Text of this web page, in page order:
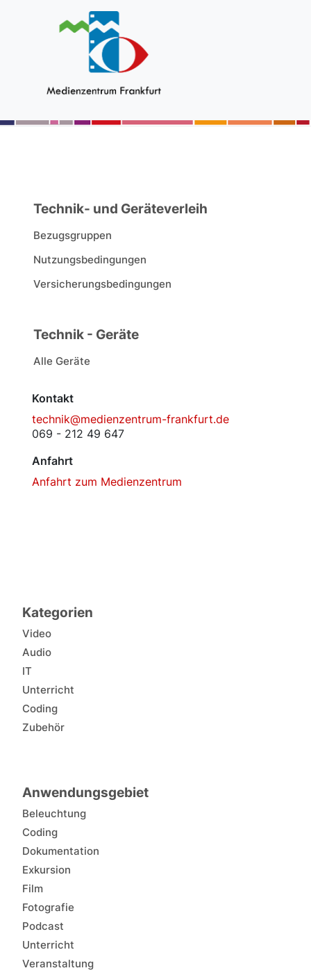
Technik- und Geräteverleih
Bezugsgruppen
Nutzungsbedingungen
Versicherungsbedingungen
Technik - Geräte
Alle Geräte
Kontakt
technik@medienzentrum-frankfurt.de
069 - 212 49 647
Anfahrt
Anfahrt zum Medienzentrum
Kategorien
Video
Audio
IT
Unterricht
Coding
Zubehör
Anwendungsgebiet
Beleuchtung
Coding
Dokumentation
Exkursion
Film
Fotografie
Podcast
Unterricht
Veranstaltung